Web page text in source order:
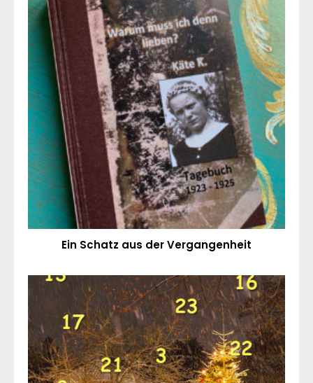
Ein Schatz aus der Vergangenheit